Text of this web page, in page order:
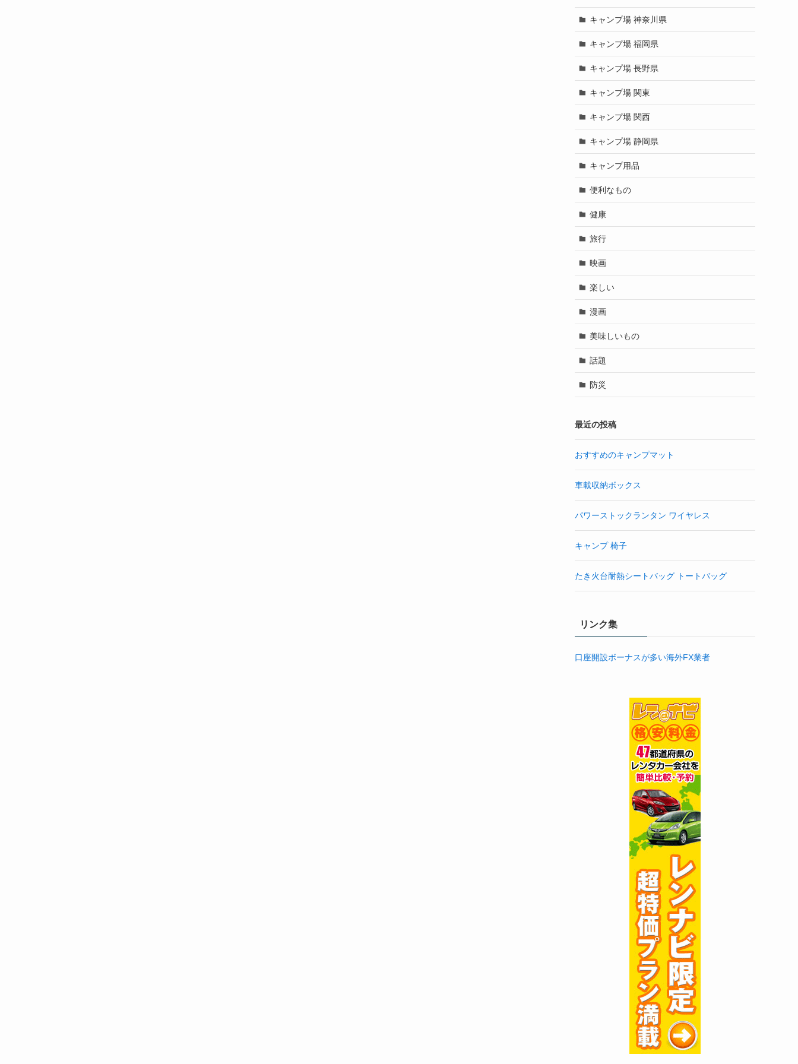
キャンプ場 神奈川県
キャンプ場 福岡県
キャンプ場 長野県
キャンプ場 関東
キャンプ場 関西
キャンプ場 静岡県
キャンプ用品
便利なもの
健康
旅行
映画
楽しい
漫画
美味しいもの
話題
防災
最近の投稿
おすすめのキャンプマット
車載収納ボックス
パワーストックランタン ワイヤレス
キャンプ 椅子
たき火台耐熱シートバッグ トートバッグ
リンク集
口座開設ボーナスが多い海外FX業者